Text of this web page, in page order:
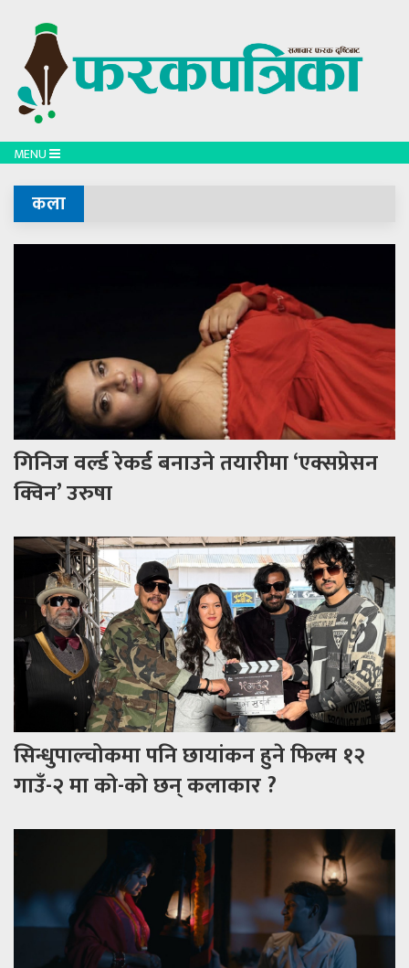
MENU
कला
गिनिज वर्ल्ड रेकर्ड बनाउने तयारीमा ‘एक्सप्रेसन
क्विन’ उरुषा
सिन्धुपाल्चोकमा पनि छायांकन हुने फिल्म १२
गाउँ-२ मा को-को छन् कलाकार ?